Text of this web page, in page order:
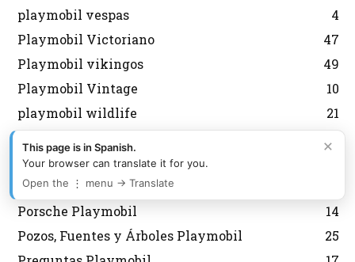
playmobil vespas
4
Playmobil Victoriano
47
Playmobil vikingos
49
Playmobil Vintage
10
playmobil wildlife
21
Policias Playmobil
PopStars y Música Playmobil
Porsche Playmobil
14
Pozos, Fuentes y Árboles Playmobil
25
×
This page is in Spanish.
Your browser can translate it for you.
Open the ⋮ menu → Translate